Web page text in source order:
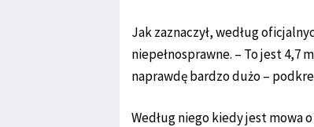
Jak zaznaczył, według
niepełnosprawne. – To jest 4,7
naprawdę bardzo dużo –
Według niego kiedy jest mowa